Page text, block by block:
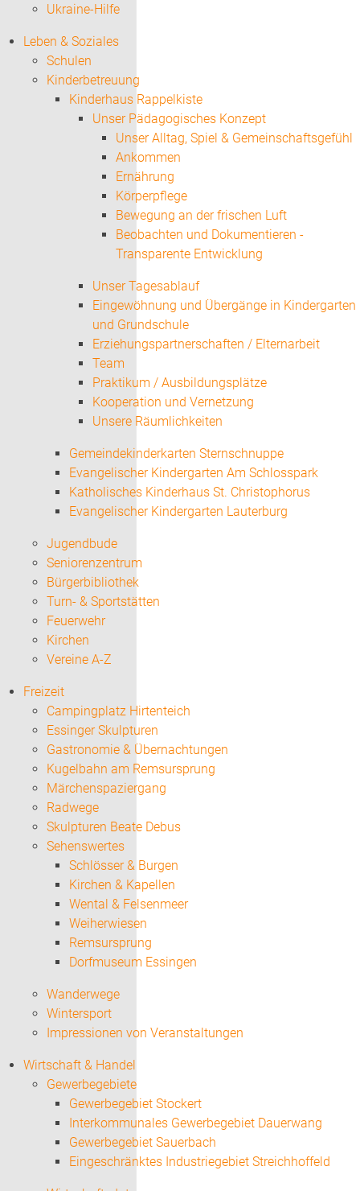
Ukraine-Hilfe
Leben & Soziales
Schulen
Kinderbetreuung
Kinderhaus Rappelkiste
Unser Pädagogisches Konzept
Unser Alltag, Spiel & Gemeinschaftsgefühl
Ankommen
Ernährung
Körperpflege
Bewegung an der frischen Luft
Beobachten und Dokumentieren -
Transparente Entwicklung
Unser Tagesablauf
Eingewöhnung und Übergänge in Kindergarten
und Grundschule
Erziehungspartnerschaften / Elternarbeit
Team
Praktikum / Ausbildungsplätze
Kooperation und Vernetzung
Unsere Räumlichkeiten
Gemeindekinderkarten Sternschnuppe
Evangelischer Kindergarten Am Schlosspark
Katholisches Kinderhaus St. Christophorus
Evangelischer Kindergarten Lauterburg
Jugendbude
Seniorenzentrum
Bürgerbibliothek
Turn- & Sportstätten
Feuerwehr
Kirchen
Vereine A-Z
Freizeit
Campingplatz Hirtenteich
Essinger Skulpturen
Gastronomie & Übernachtungen
Kugelbahn am Remsursprung
Märchenspaziergang
Radwege
Skulpturen Beate Debus
Sehenswertes
Schlösser & Burgen
Kirchen & Kapellen
Wental & Felsenmeer
Weiherwiesen
Remsursprung
Dorfmuseum Essingen
Wanderwege
Wintersport
Impressionen von Veranstaltungen
Wirtschaft & Handel
Gewerbegebiete
Gewerbegebiet Stockert
Interkommunales Gewerbegebiet Dauerwang
Gewerbegebiet Sauerbach
Eingeschränktes Industriegebiet Streichhoffeld